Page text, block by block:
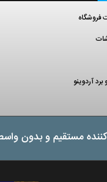
آردوینو
مستقیم و بدون